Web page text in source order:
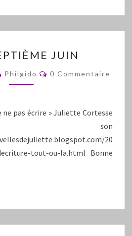
SEPTIÈMEJUIN
Philgido Commentaires
0 Commentaire
ne pas écrire » Juliette Cortesse
son
20
tout-ou-la.html Bonne